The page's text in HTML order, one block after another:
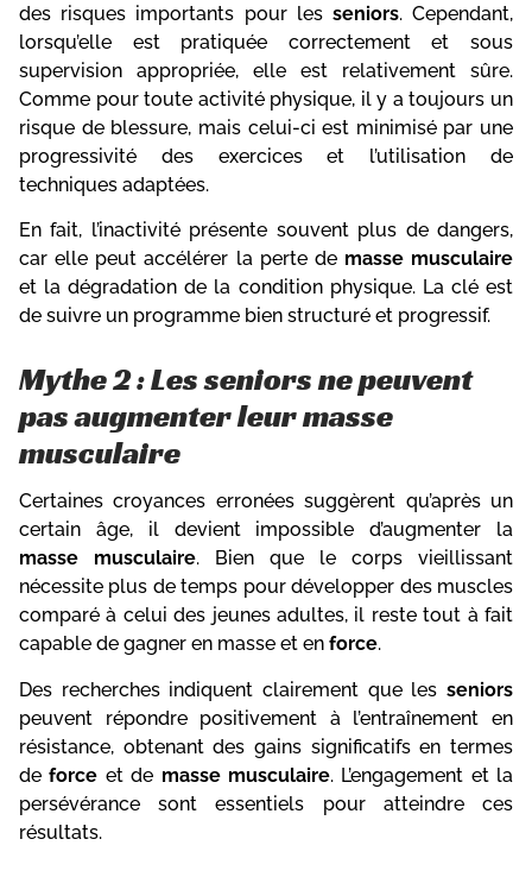
des risques importants pour les seniors. Cependant,
lorsqu’elle est pratiquée correctement et sous
supervision appropriée, elle est relativement sûre.
Comme pour toute activité physique, il y a toujours un
risque de blessure, mais celui-ci est minimisé par une
progressivité des exercices et l’utilisation de
techniques adaptées.
En fait, l’inactivité présente souvent plus de dangers,
car elle peut accélérer la perte de masse musculaire
et la dégradation de la condition physique. La clé est
de suivre un programme bien structuré et progressif.
Mythe 2 : Les seniors ne peuvent
pas augmenter leur masse
musculaire
Certaines croyances erronées suggèrent qu’après un
certain âge, il devient impossible d’augmenter la
masse musculaire. Bien que le corps vieillissant
nécessite plus de temps pour développer des muscles
comparé à celui des jeunes adultes, il reste tout à fait
capable de gagner en masse et en force.
Des recherches indiquent clairement que les seniors
peuvent répondre positivement à l’entraînement en
résistance, obtenant des gains significatifs en termes
deforce et de masse musculaire. L’engagement et la
persévérance sont essentiels pour atteindre ces
résultats.